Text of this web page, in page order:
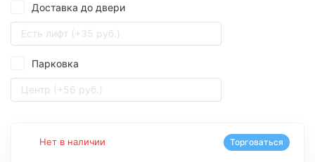
Доставка до двери
Есть лифт (+35 руб.)
Парковка
Центр (+56 руб.)
Нет в наличии Торговаться